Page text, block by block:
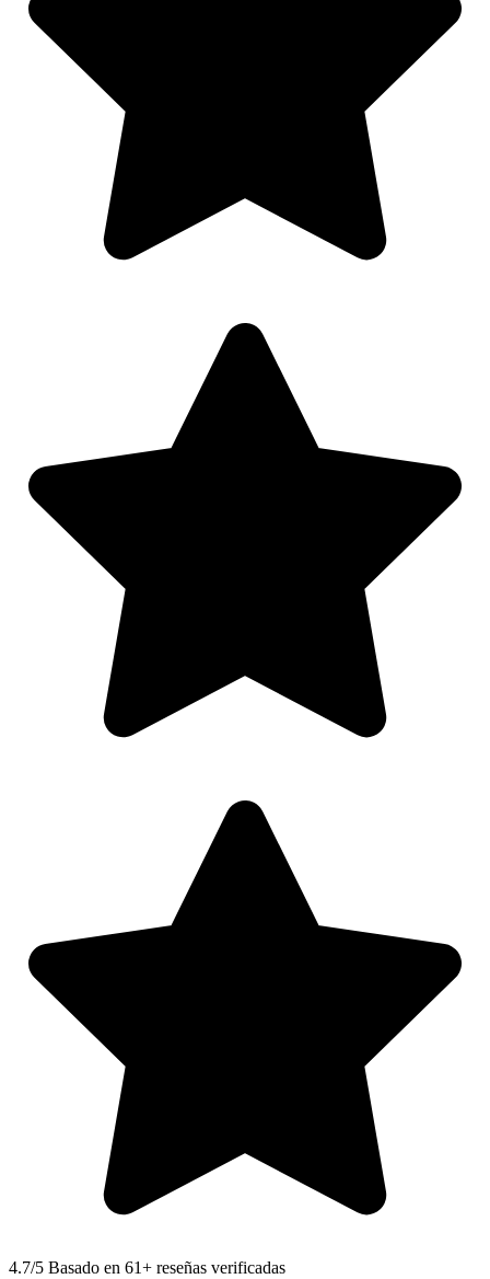
4.7/5 Basado en 61+ reseñas verificadas